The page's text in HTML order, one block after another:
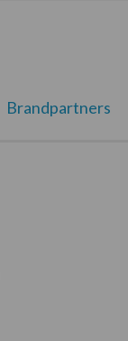
Brandpartners